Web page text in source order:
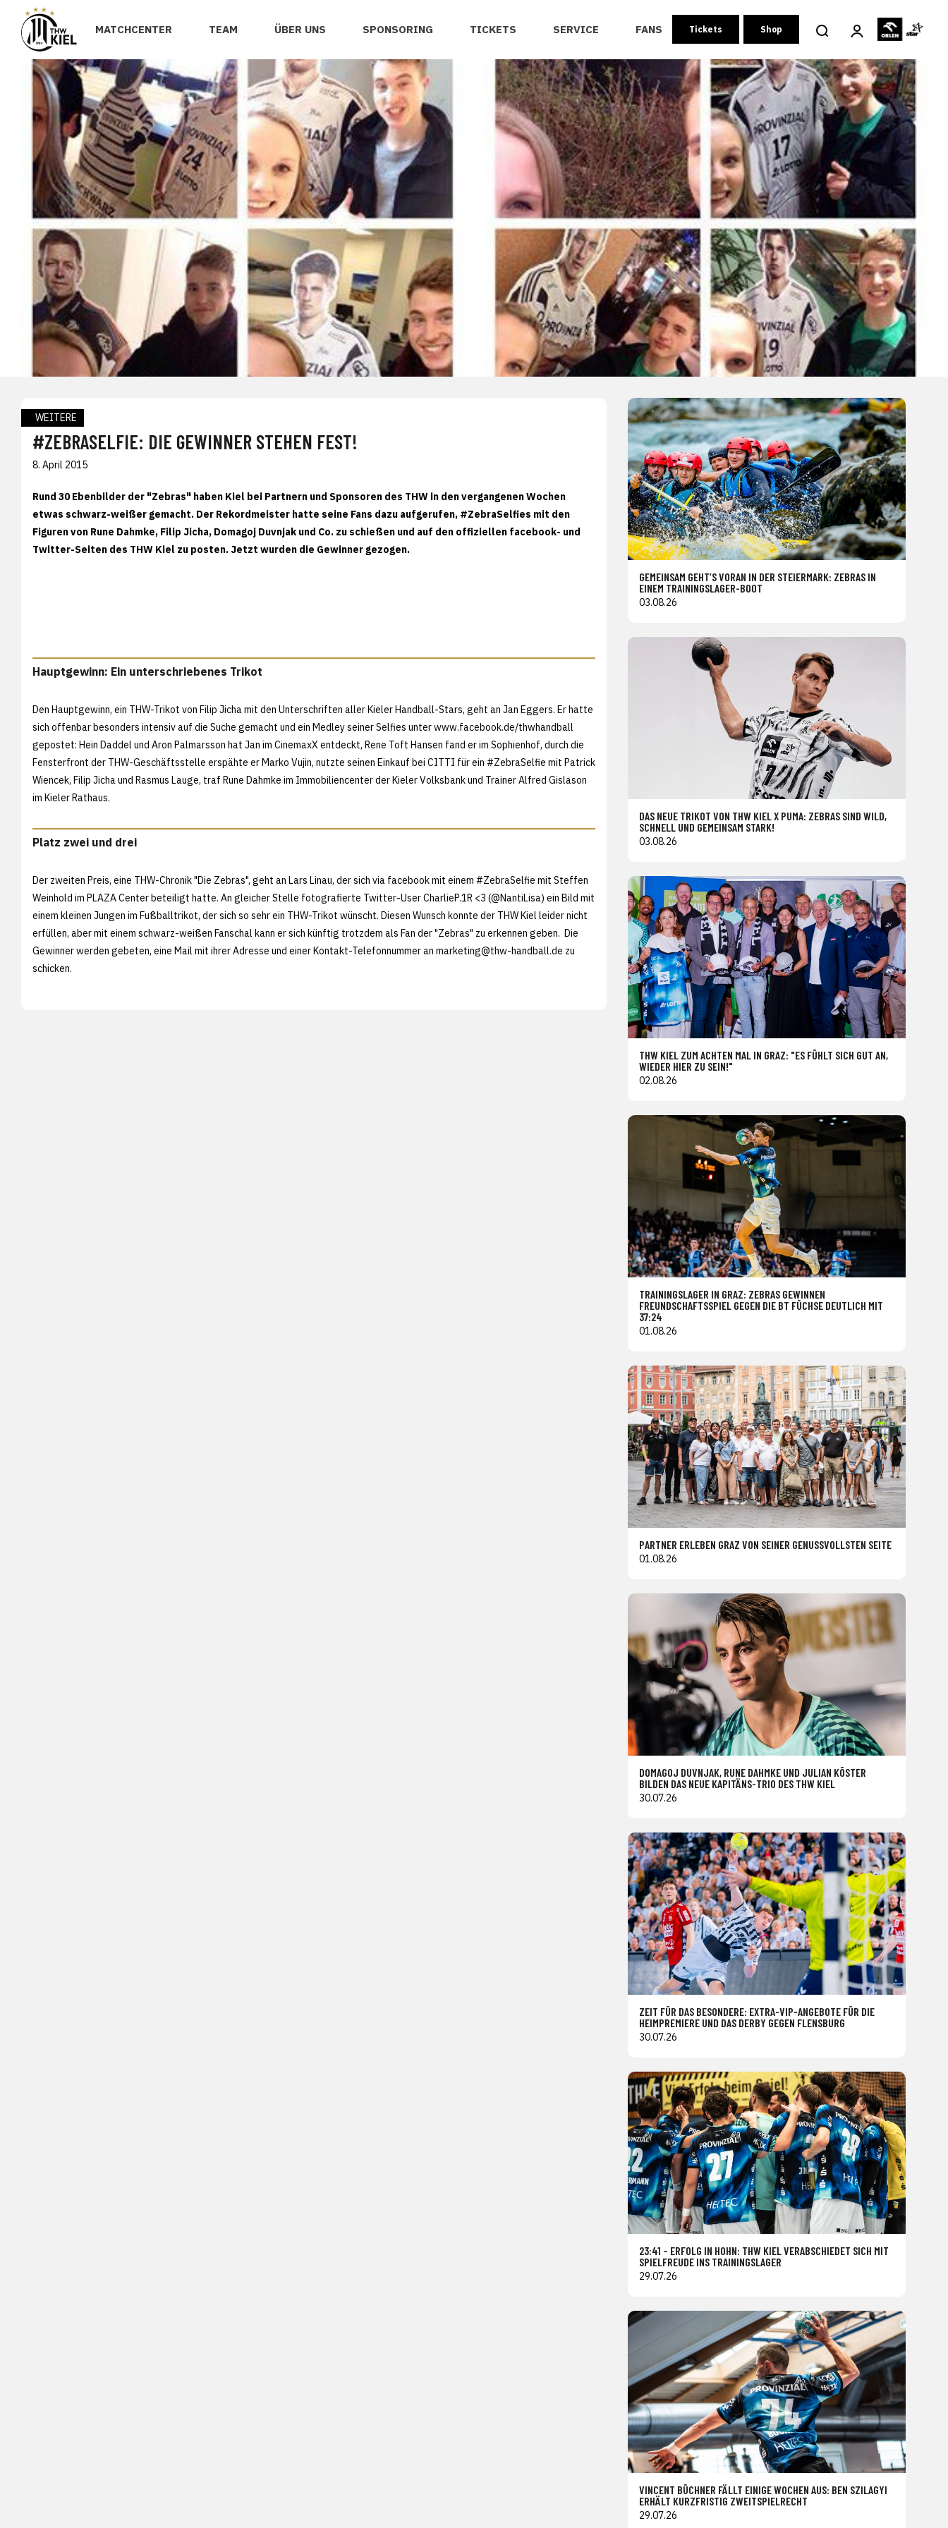
MATCHCENTER TEAM ÜBER UNS SPONSORING TICKETS SERVICE FANS Tickets Shop
WEITERE
#ZEBRASELFIE: DIE GEWINNER STEHEN FEST!
8. April 2015
Rund 30 Ebenbilder der "Zebras" haben Kiel bei Partnern und Sponsoren des THW in den vergangenen Wochen
etwas schwarz-weißer gemacht. Der Rekordmeister hatte seine Fans dazu aufgerufen, #ZebraSelfies mit den
Figuren von Rune Dahmke, Filip Jicha, Domagoj Duvnjak und Co. zu schießen und auf den offiziellen facebook- und
Twitter-Seiten des THW Kiel zu posten. Jetzt wurden die Gewinner gezogen.
Hauptgewinn: Ein unterschriebenes Trikot
Den Hauptgewinn, ein THW-Trikot von Filip Jicha mit den Unterschriften aller Kieler Handball-Stars, geht an Jan Eggers. Er hatte
sich offenbar besonders intensiv auf die Suche gemacht und ein Medley seiner Selfies unterwww.facebook.de/thwhandball
gepostet: Hein Daddel und Aron Palmarsson hat Jan im CinemaxX entdeckt, Rene Toft Hansen fand er im Sophienhof, durch die
Fensterfront der THW-Geschäftsstelle erspähte er Marko Vujin, nutzte seinen Einkauf bei CITTI für ein #ZebraSelfie mit Patrick
Wiencek, Filip Jicha und Rasmus Lauge, traf Rune Dahmke im Immobiliencenter der Kieler Volksbank und Trainer Alfred Gislason
im Kieler Rathaus.
Platz zwei und drei
Der zweiten Preis, eine THW-Chronik "Die Zebras", geht an Lars Linau, der sich via facebook mit einem #ZebraSelfie mit Steffen
Weinhold im PLAZA Center beteiligt hatte. An gleicher Stelle fotografierte Twitter-User CharlieP.1R <3 (@NantiLisa) ein Bild mit
einem kleinen Jungen im Fußballtrikot, der sich so sehr ein THW-Trikot wünscht. Diesen Wunsch konnte der THW Kiel leider nicht
erfüllen, aber mit einem schwarz-weißen Fanschal kann er sich künftig trotzdem als Fan der "Zebras" zu erkennen geben. Die
Gewinner werden gebeten, eine Mail mit ihrer Adresse und einer Kontakt-Telefonnummer an marketing@thw-handball.de zu
schicken.
GEMEINSAM GEHT’S VORAN IN DER STEIERMARK: ZEBRAS IN
EINEM TRAININGSLAGER-BOOT
03.08.26
DAS NEUE TRIKOT VON THW KIEL X PUMA: ZEBRAS SIND WILD,
SCHNELL UND GEMEINSAM STARK!
03.08.26
THW KIEL ZUM ACHTEN MAL IN GRAZ: "ES FÜHLT SICH GUT AN,
WIEDER HIER ZU SEIN!"
02.08.26
TRAININGSLAGER IN GRAZ: ZEBRAS GEWINNEN
FREUNDSCHAFTSSPIEL GEGEN DIE BT FÜCHSE DEUTLICH MIT
37:24
01.08.26
PARTNER ERLEBEN GRAZ VON SEINER GENUSSVOLLSTEN SEITE
01.08.26
DOMAGOJ DUVNJAK, RUNE DAHMKE UND JULIAN KÖSTER
BILDEN DAS NEUE KAPITÄNS-TRIO DES THW KIEL
30.07.26
ZEIT FÜR DAS BESONDERE: EXTRA-VIP-ANGEBOTE FÜR DIE
HEIMPREMIERE UND DAS DERBY GEGEN FLENSBURG
30.07.26
23:41 – ERFOLG IN HOHN: THW KIEL VERABSCHIEDET SICH MIT
SPIELFREUDE INS TRAININGSLAGER
29.07.26
VINCENT BÜCHNER FÄLLT EINIGE WOCHEN AUS: BEN SZILAGYI
ERHÄLT KURZFRISTIG ZWEITSPIELRECHT
29.07.26